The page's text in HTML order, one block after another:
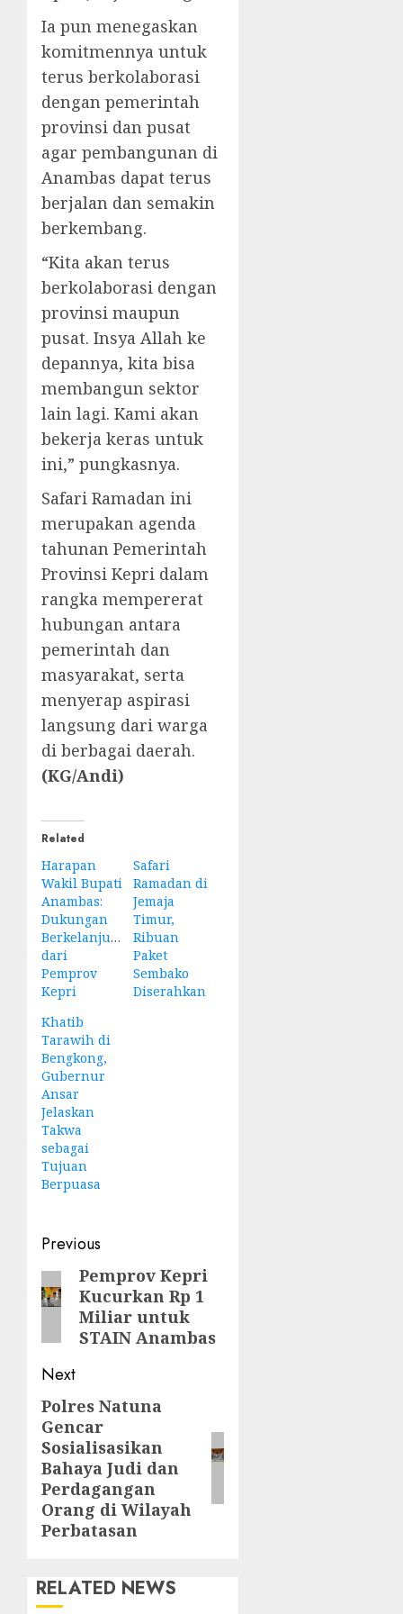
Ia pun menegaskan
komitmennya untuk
terus berkolaborasi
dengan pemerintah
provinsi dan pusat
agar pembangunan di
Anambas dapat terus
berjalan dan semakin
berkembang.
“Kita akan terus
berkolaborasi dengan
provinsi maupun
pusat. Insya Allah ke
depannya, kita bisa
membangun sektor
lain lagi. Kami akan
bekerja keras untuk
ini,” pungkasnya.
Safari Ramadan ini
merupakan agenda
tahunan Pemerintah
Provinsi Kepri dalam
rangka mempererat
hubungan antara
pemerintah dan
masyarakat, serta
menyerap aspirasi
langsung dari warga
di berbagai daerah.
(KG/Andi)
Related
Harapan
Wakil Bupati
Anambas:
Dukungan
Berkelanjutan
dari
Pemprov
Kepri
Safari
Ramadan di
Jemaja
Timur,
Ribuan
Paket
Sembako
Diserahkan
Khatib
Tarawih di
Bengkong,
Gubernur
Ansar
Jelaskan
Takwa
sebagai
Tujuan
Berpuasa
Post
navigation
Previous
Previous
post:
Pemprov Kepri
Kucurkan Rp 1
Miliar untuk
STAIN Anambas
Next
Next
post:
Polres Natuna
Gencar
Sosialisasikan
Bahaya Judi dan
Perdagangan
Orang di Wilayah
Perbatasan
RELATED NEWS